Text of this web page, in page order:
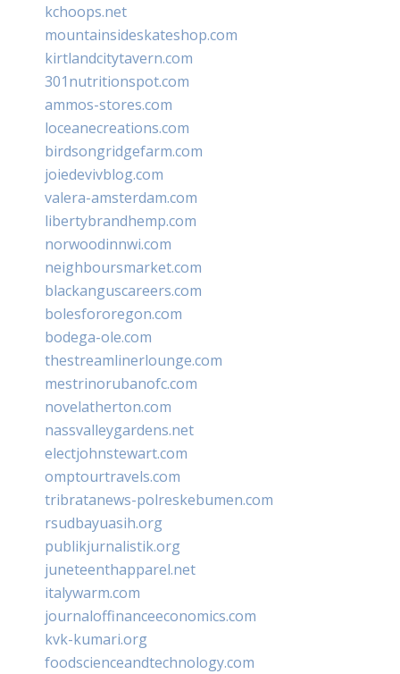
kchoops.net
mountainsideskateshop.com
kirtlandcitytavern.com
301nutritionspot.com
ammos-stores.com
loceanecreations.com
birdsongridgefarm.com
joiedevivblog.com
valera-amsterdam.com
libertybrandhemp.com
norwoodinnwi.com
neighboursmarket.com
blackanguscareers.com
bolesfororegon.com
bodega-ole.com
thestreamlinerlounge.com
mestrinorubanofc.com
novelatherton.com
nassvalleygardens.net
electjohnstewart.com
omptourtravels.com
tribratanews-polreskebumen.com
rsudbayuasih.org
publikjurnalistik.org
juneteenthapparel.net
italywarm.com
journaloffinanceeconomics.com
kvk-kumari.org
foodscienceandtechnology.com